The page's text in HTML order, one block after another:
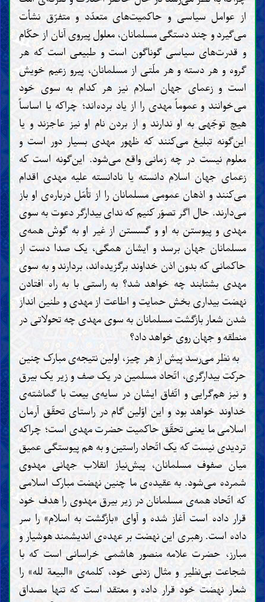
از عوامل سیاسی و حاکمیت‌های متعدّد و متفرّق نشأت
می‌گیرد و چند دستگی مسلمانان، معلول پیروی آنان از حکّام
و قدرت‌های سیاسی گوناگون است و طبیعی است که هر
گروه و هر دسته و هر ملّتی از مسلمانان، پیرو زعیم خویش
است و زعمای جهان اسلام نیز هر کدام به سوی خود
می‌خوانند و عموماً مهدی را از یاد برده‌اند؛ چراکه یا اساساً
هیچ توجّهی به او ندارند و از بردن نام او نیز عاجزند و یا
این‌گونه تبلیغ می‌کنند که ظهور مهدی بسیار دور است و
معلوم نیست در چه زمانی واقع می‌شود. این‌گونه است که
زعمای جهان اسلام دانسته یا نادانسته علیه مهدی اقدام
می‌کنند و اذهان عمومی مسلمانان را از تأمّل درباره‌ی او باز
می‌دارند. حال اگر تصوّر کنیم که ندای بیدارگر دعوت به سوی
مهدی و پیوستن به او و گسستن از غیر او به گوش همه‌ی
مسلمانان جهان برسد و ایشان همگی، یک صدا دست از
حاکمانی که بدون اذن خداوند برگزیده‌اند، بردارند و به سوی
مهدی بشتابند چه خواهد شد؟ به راستی با به راه افتادن
نهضت بیداری بخش حمایت و اطاعت از مهدی و طنین انداز
شدن شعار بازگشت مسلمانان به سوی مهدی چه تحولاتی در
منطقه و جهان روی خواهد داد؟
به نظر می‌رسد پیش از هر چیز، اولین نتیجه‌ی مبارک چنین
حرکت بیدارگری، اتّحاد مسلمین در یک صف و زیر یک بیرق
و نیز هم‌گرایی و اتّفاق ایشان در سایه‌ی بیعت با گماشته‌ی
خداوند خواهد بود و این اوّلین گام در راستای تحقّق آرمان
اسلامی ما یعنی تحقّق حاکمیت حضرت مهدی است؛ چراکه
تردیدی نیست که یک اتّحاد راستین و به هم پیوستگی عمیق
میان صفوف مسلمانان، پیش‌نیاز انقلاب جهانی مهدوی
شمرده می‌شود. به عقیده‌ی ما چنین نهضت مبارک اسلامی
که اتّحاد همه‌ی مسلمانان در زیر بیرق مهدوی را هدف خود
قرار داده است آغاز شده و آوای «بازگشت به اسلام» را سر
داده است. رهبری این نهضت بر عهده‌ی اندیشمند هوشیار و
مبارز، حضرت علامه منصور هاشمی خراسانی است که با
شجاعت بی‌نظیر و مثال زدنی خود، کلمه‌ی «البیعة لله» را
شعار نهضت خود قرار داده و معتقد است که تنها مصداق